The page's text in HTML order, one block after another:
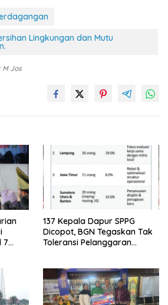
Lingkungan dan Mutu
M Jos
7
137 Kepala Dapur SPPG
Dicopot, BGN Tegaskan Tak
Toleransi Pelanggaran